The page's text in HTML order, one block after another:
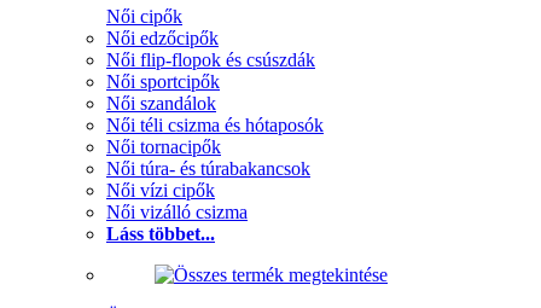
Női cipők
Női edzőcipők
Női flip-flopok és csúszdák
Női sportcipők
Női szandálok
Női téli csizma és hótaposók
Női tornacipők
Női túra- és túrabakancsok
Női vízi cipők
Női vizálló csizma
Láss többet...